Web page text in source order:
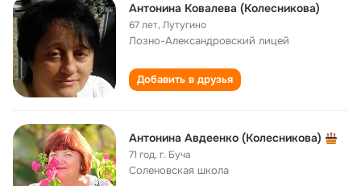
Антонина Ковалева (Колесникова)
67 лет,Лутугино
Лозно-Александровский лицей
Добавить в друзья
Антонина Авдеенко (Колесникова)
71 год,г. Буча
Соленовская школа